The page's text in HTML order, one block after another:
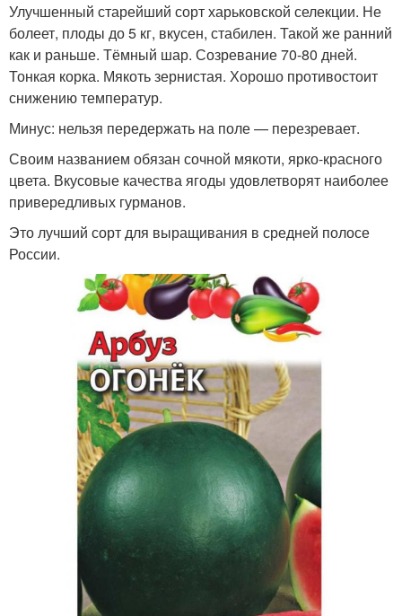
Улучшенный старейший сорт харьковской селекции. Не
болеет, плоды до 5 кг, вкусен, стабилен. Такой же ранний
как и раньше. Тёмный шар. Созревание 70-80 дней.
Тонкая корка. Мякоть зернистая. Хорошо противостоит
снижению температур.
Минус: нельзя передержать на поле — перезревает.
Своим названием обязан сочной мякоти, ярко-красного
цвета. Вкусовые качества ягоды удовлетворят наиболее
привередливых гурманов.
Это лучший сорт для выращивания в средней полосе
России.